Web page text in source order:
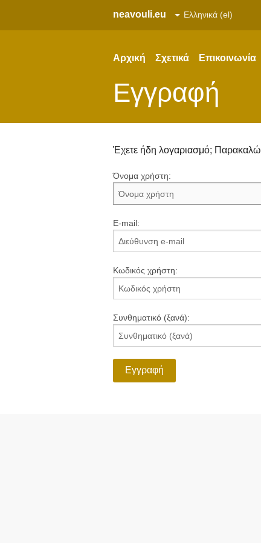
neavouli.eu
Αρχική Σχετικά Επικοινωνία
Εγγραφή
Έχετε ήδη λογαριασμό; Παρακαλώ
Όνομα χρήστη:
E-mail:
Κωδικός χρήστη:
Συνθηματικό (ξανά):
Εγγραφή